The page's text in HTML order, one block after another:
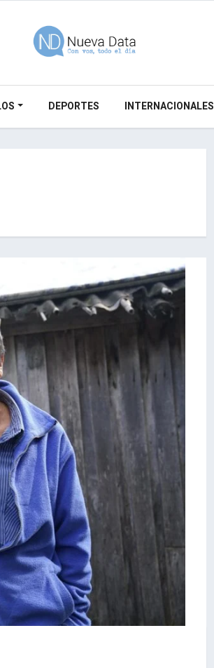
DEPORTES INTERNACIONALES